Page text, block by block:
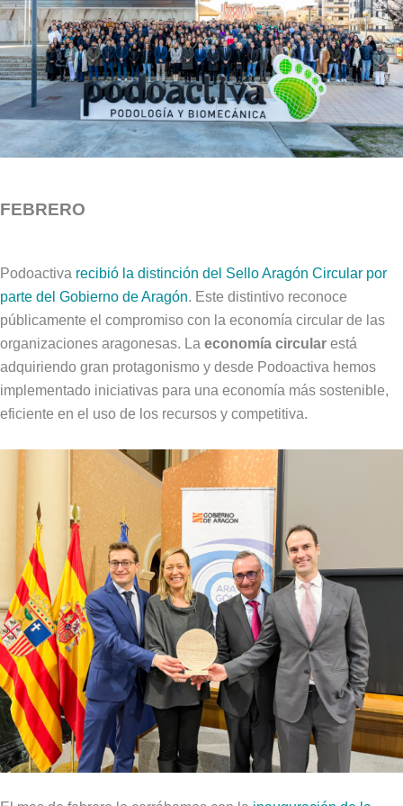
FEBRERO
Podoactiva recibió la distinción del Sello Aragón Circular por
parte del Gobierno de Aragón. Este distintivo reconoce
públicamente el compromiso con la economía circular de las
organizaciones aragonesas. La economía circular está
adquiriendo gran protagonismo y desde Podoactiva hemos
implementado iniciativas para una economía más sostenible,
eficiente en el uso de los recursos y competitiva.